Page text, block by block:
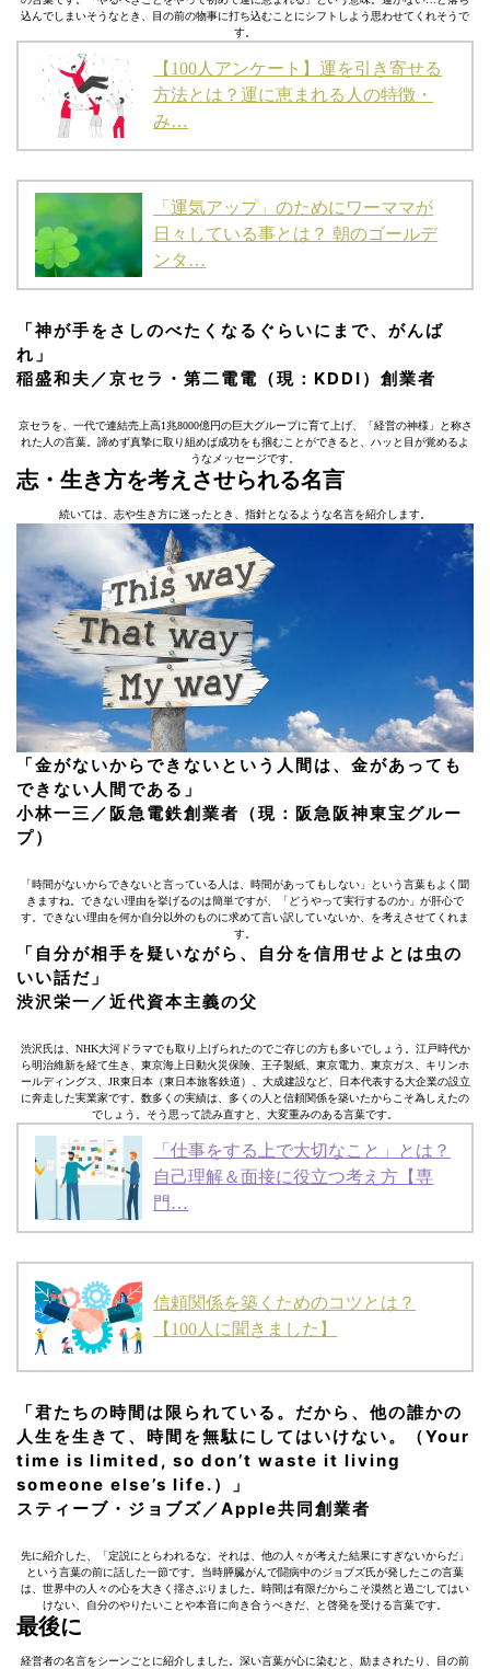
込んでしまいそうなとき、目の前の物事に打ち込むことにシフトしよう思わせてくれそうで
す。
【100人アンケート】運を引き寄せる
方法とは？運に恵まれる人の特徴・
み…
「運気アップ」のためにワーママが
日々している事とは？ 朝のゴールデ
ンタ…
「神が手をさしのべたくなるぐらいにまで、がんば
れ」
稲盛和夫／京セラ・第二電電（現：KDDI）創業者
京セラを、一代で連結売上高1兆8000億円の巨大グループに育て上げ、「経営の神様」と称さ
れた人の言葉。諦めず真摯に取り組めば成功をも掴むことができると、ハッと目が覚めるよ
うなメッセージです。
志・生き方を考えさせられる名言
続いては、志や生き方に迷ったとき、指針となるような名言を紹介します。
「金がないからできないという人間は、金があっても
できない人間である」
小林一三／阪急電鉄創業者（現：阪急阪神東宝グルー
プ）
「時間がないからできないと言っている人は、時間があってもしない」という言葉もよく聞
きますね。できない理由を挙げるのは簡単ですが、「どうやって実行するのか」が肝心で
す。できない理由を何か自分以外のものに求めて言い訳していないか、を考えさせてくれま
す。
「自分が相手を疑いながら、自分を信用せよとは虫の
いい話だ」
渋沢栄一／近代資本主義の父
渋沢氏は、NHK大河ドラマでも取り上げられたのでご存じの方も多いでしょう。江戸時代か
ら明治維新を経て生き、東京海上日動火災保険、王子製紙、東京電力、東京ガス、キリンホ
ールディングス、JR東日本（東日本旅客鉄道）、大成建設など、日本代表する大企業の設立
に奔走した実業家です。数多くの実績は、多くの人と信頼関係を築いたからこそ為しえたの
でしょう。そう思って読み直すと、大変重みのある言葉です。
「仕事をする上で大切なこと」とは？
自己理解＆面接に役立つ考え方【専
門…
信頼関係を築くためのコツとは？
【100人に聞きました】
「君たちの時間は限られている。だから、他の誰かの
人生を生きて、時間を無駄にしてはいけない。（Your
time is limited, so don’t waste it living
someone else’s life.）」
スティーブ・ジョブズ／Apple共同創業者
先に紹介した、「定説にとらわれるな。それは、他の人々が考えた結果にすぎないからだ」
という言葉の前に話した一節です。当時膵臓がんで闘病中のジョブズ氏が発したこの言葉
は、世界中の人々の心を大きく揺さぶりました。時間は有限だからこそ漠然と過ごしてはい
けない、自分のやりたいことや本音に向き合うべきだ、と啓発を受ける言葉です。
最後に
経営者の名言をシーンごとに紹介しました。深い言葉が心に染むと、励まされたり、目の前